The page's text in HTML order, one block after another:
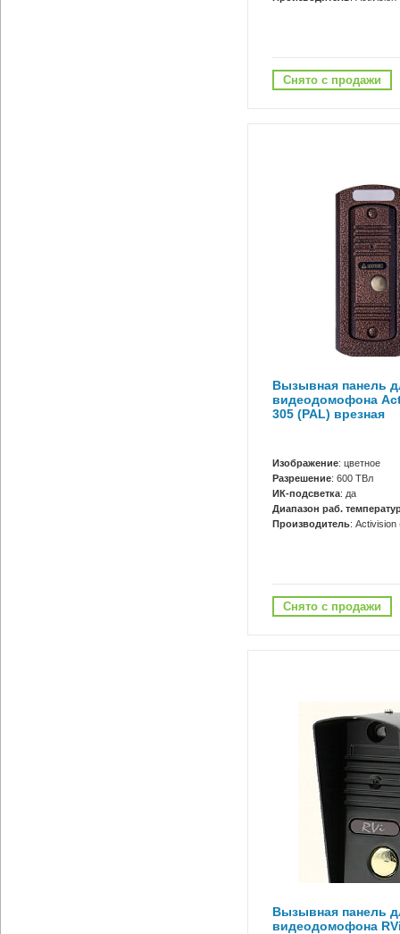
Снято с продажи
Вызывная панель
видеодомофона
305 (PAL) врезная
Изображение: цветное
Разрешение: 600 ТВл
ИК-подсветка: да
Диапазон раб.
Производитель: Activision
Снято с продажи
Вызывная панель
видеодомофона